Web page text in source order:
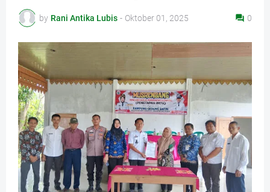
by Rani Antika Lubis - Oktober 01, 2025 0